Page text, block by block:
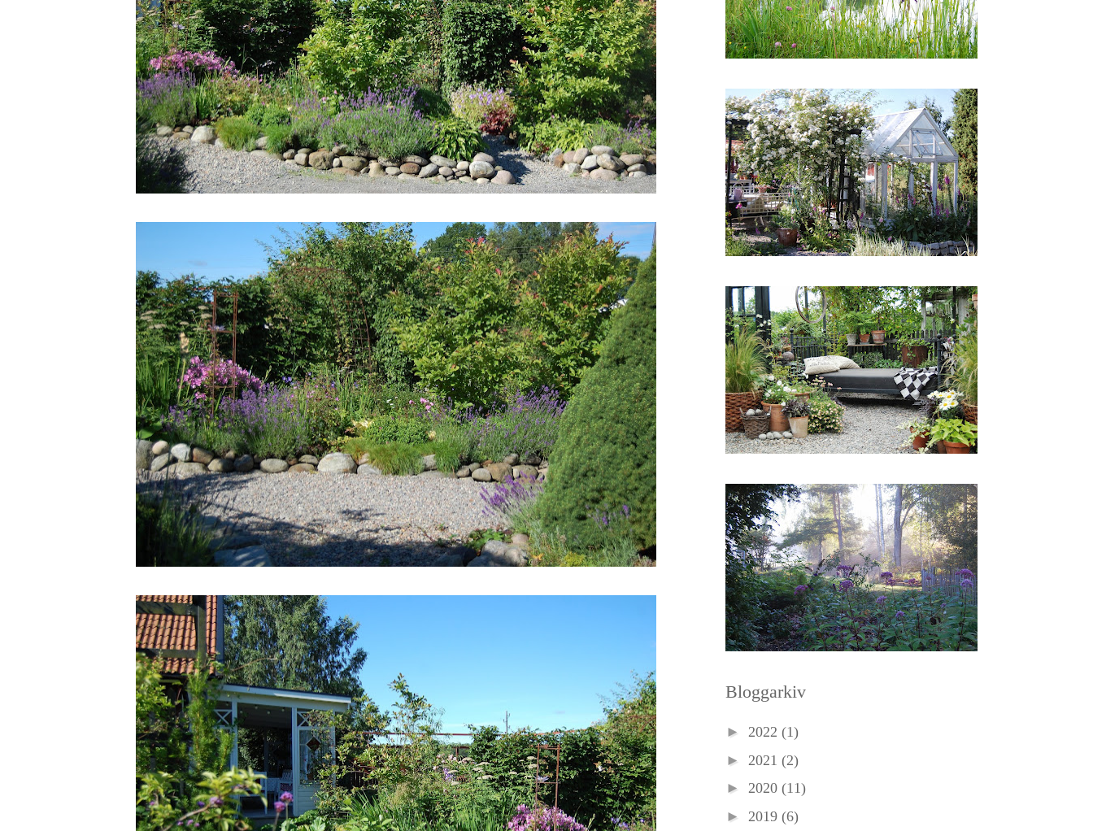
Bloggarkiv
► 2022 (1)
► 2021 (2)
► 2020 (11)
► 2019 (6)